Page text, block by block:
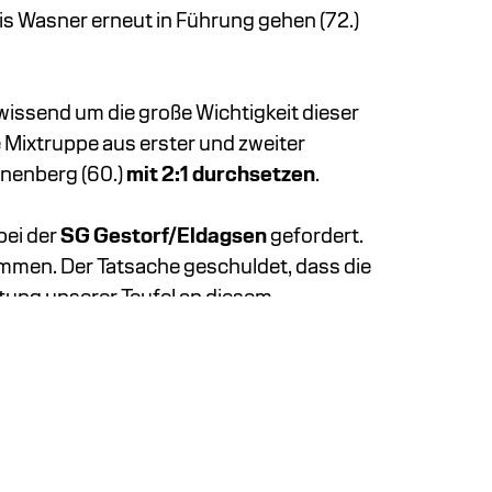
Wasner erneut in Führung gehen (72.)
um die große Wichtigkeit dieser
aus erster und zweiter
(60.) mit 2:1 durchsetzen.
derSG Gestorf/Eldagsengefordert.
Der Tatsache geschuldet, dass die
unserer Teufel an diesem